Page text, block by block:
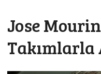
Jose
Takımlarla